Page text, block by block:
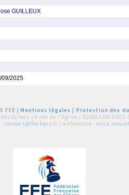
GUILLEUX
09/2025
FFE |Mentions légales
Protection des
Echecs | 6 rue de l'Eglise | 92600 ASNIERES
: contact@ffechecs.fr | webmestre :